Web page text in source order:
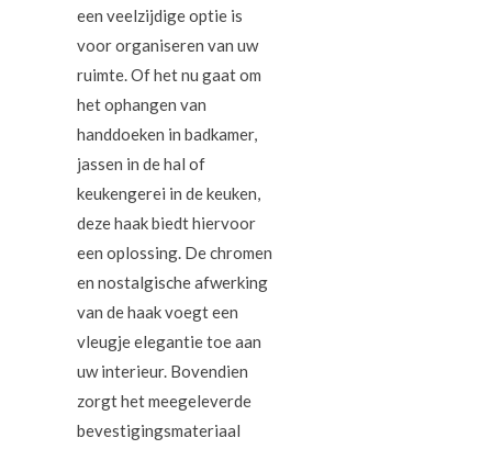
een veelzijdige optie is
voor organiseren van uw
ruimte. Of het nu gaat om
het ophangen van
handdoeken in badkamer,
jassen in de hal of
keukengerei in de keuken,
deze haak biedt hiervoor
een oplossing. De chromen
en nostalgische afwerking
van de haak voegt een
vleugje elegantie toe aan
uw interieur. Bovendien
zorgt het meegeleverde
bevestigingsmateriaal